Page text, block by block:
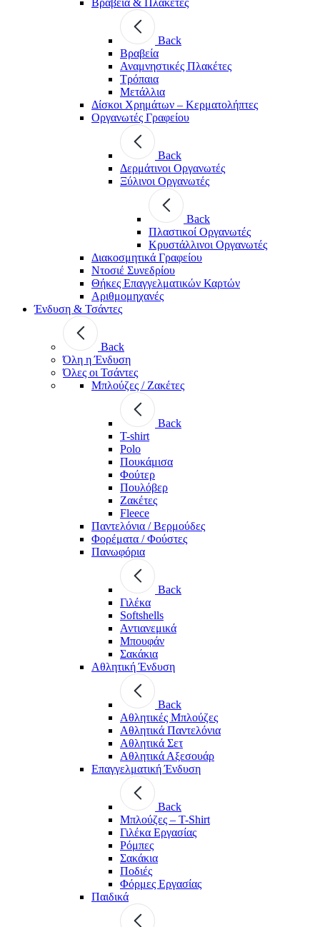
Back
Βραβεία
Αναμνηστικές Πλακέτες
Τρόπαια
Μετάλλια
Δίσκοι Χρημάτων – Κερματολήπτες
Οργανωτές Γραφείου
Back
Δερμάτινοι Οργανωτές
Ξύλινοι Οργανωτές
Back
Πλαστικοί Οργανωτές
Κρυστάλλινοι Οργανωτές
Διακοσμητικά Γραφείου
Ντοσιέ Συνεδρίου
Θήκες Επαγγελματικών Καρτών
Αριθμομηχανές
Ένδυση & Τσάντες
Back
Όλη η Ένδυση
Όλες οι Τσάντες
Μπλούζες / Ζακέτες
Back
T-shirt
Polo
Πουκάμισα
Φούτερ
Πουλόβερ
Ζακέτες
Fleece
Παντελόνια / Βερμούδες
Φορέματα / Φούστες
Πανωφόρια
Back
Γιλέκα
Softshells
Αντιανεμικά
Μπουφάν
Σακάκια
Αθλητική Ένδυση
Back
Aθλητικές Μπλούζες
Αθλητικά Παντελόνια
Αθλητικά Σετ
Αθλητικά Αξεσουάρ
Επαγγελματική Ένδυση
Back
Μπλούζες – T-Shirt
Γιλέκα Εργασίας
Ρόμπες
Σακάκια
Ποδιές
Φόρμες Εργασίας
Παιδικά